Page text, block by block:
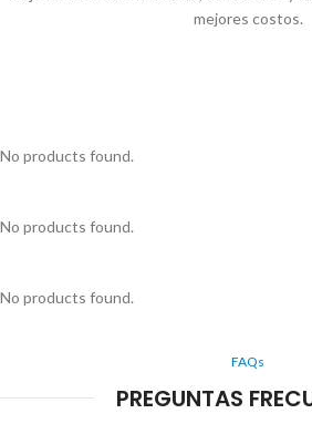
mejores costos.
No products found.
No products found.
No products found.
FAQs
PREGUNTAS